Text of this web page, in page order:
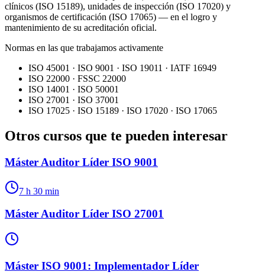
clínicos (ISO 15189), unidades de inspección (ISO 17020) y
organismos de certificación (ISO 17065) — en el logro y
mantenimiento de su acreditación oficial.
Normas en las que trabajamos activamente
ISO 45001 · ISO 9001 · ISO 19011 · IATF 16949
ISO 22000 · FSSC 22000
ISO 14001 · ISO 50001
ISO 27001 · ISO 37001
ISO 17025 · ISO 15189 · ISO 17020 · ISO 17065
Otros cursos que te pueden interesar
Máster Auditor Líder ISO 9001
7 h 30 min
Máster Auditor Líder ISO 27001
Máster ISO 9001: Implementador Líder